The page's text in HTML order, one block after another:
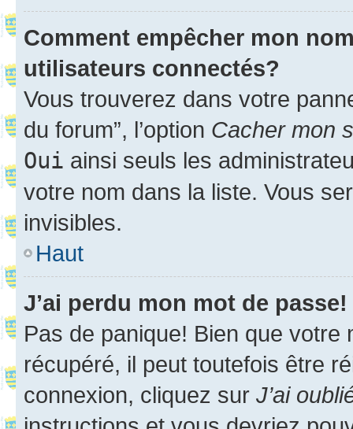
Comment empêcher mon
utilisateurs connectés?
Vous trouverez dans votre
du forum”, l’option Cacher mon
Oui ainsi seuls les
votre nom dans la liste. Vous
invisibles.
Haut
J’ai perdu mon mot de passe!
Pas de panique! Bien que
récupéré, il peut toutefois être
connexion, cliquez sur J’ai